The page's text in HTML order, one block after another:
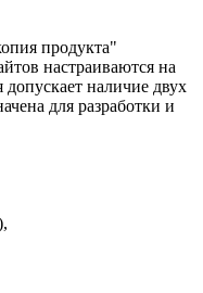
продукта"
настраиваются на
наличие двух
для разработки и